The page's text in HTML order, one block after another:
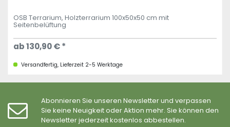
OSB Terrarium, Holzterrarium 100x50x50 cm mit
Seitenbelüftung
ab 130,90 € *
Versandfertig, Lieferzeit 2-5 Werktage
Abonnieren Sie unseren Newsletter und verpassen
Sie keine Neuigkeit oder Aktion mehr. Sie können den
Newsletter jederzeit kostenlos abbestellen.